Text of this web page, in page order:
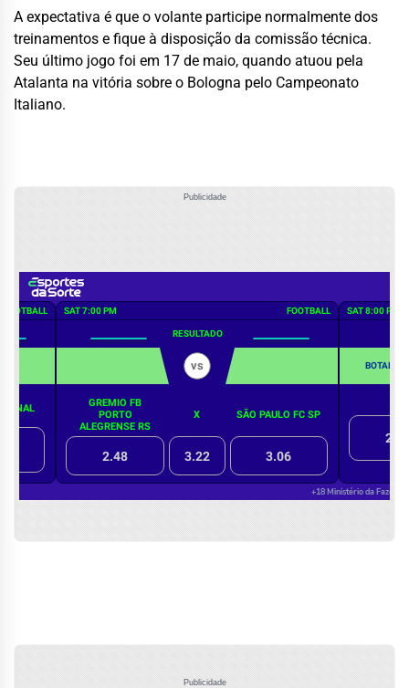
A expectativa é que o volante participe normalmente dos
treinamentos e fique à disposição da comissão técnica.
Seu último jogo foi em 17 de maio, quando atuou pela
Atalanta na vitória sobre o Bologna pelo Campeonato
Italiano.
Publicidade
Publicidade